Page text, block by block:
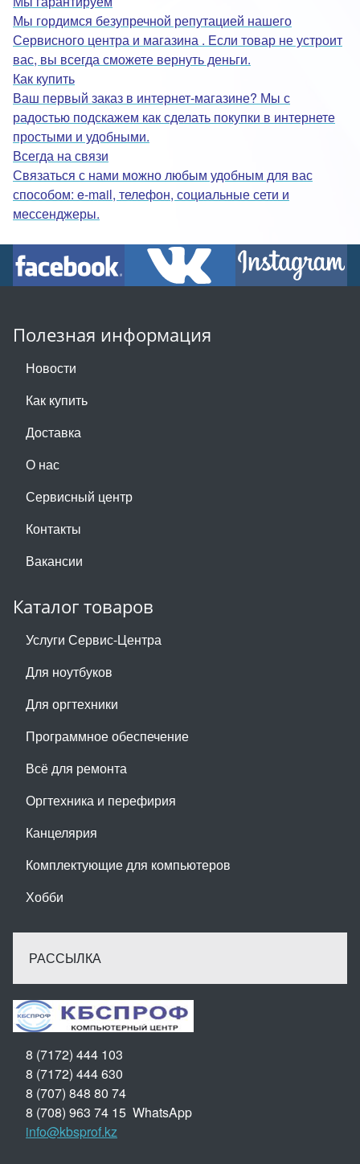
Мы гордимся безупречной репутацией нашего
Сервисного центра и магазина . Если товар не устроит
вас, вы всегда сможете вернуть деньги.
Как купить
Ваш первый заказ в интернет-магазине? Мы с
радостью подскажем как сделать покупки в интернете
простыми и удобными.
Всегда на связи
Связаться с нами можно любым удобным для вас
способом: e-mail, телефон, социальные сети и
мессенджеры.
Полезная информация
Новости
Как купить
Доставка
О нас
Сервисный центр
Контакты
Вакансии
Каталог товаров
Услуги Сервис-Центра
Для ноутбуков
Для оргтехники
Программное обеспечение
Всё для ремонта
Оргтехника и перефирия
Канцелярия
Комплектующие для компьютеров
Хобби
РАССЫЛКА
8 (7172) 444 103
8 (7172) 444 630
8 (707) 848 80 74
8 (708) 963 74 15 WhatsApp
info@kbsprof.kz